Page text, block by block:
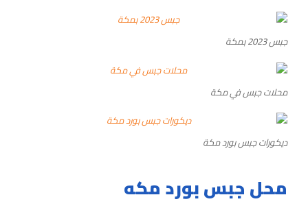
جبس 2023 بمكة
محلات جبس في مكة
ديكورات جبس بورد مكة
محل جبس بورد مكه